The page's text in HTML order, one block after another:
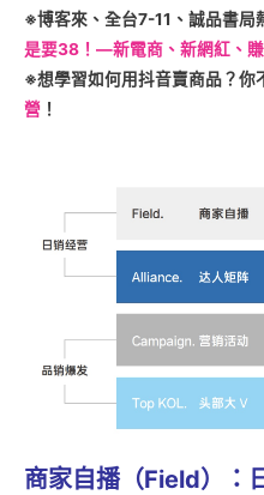
※博客來、全台7-11、誠品書局
是要38！—新電商、新網紅、
※想學習如何用抖音賣商品？你
營 ！
商家自播（Field）：